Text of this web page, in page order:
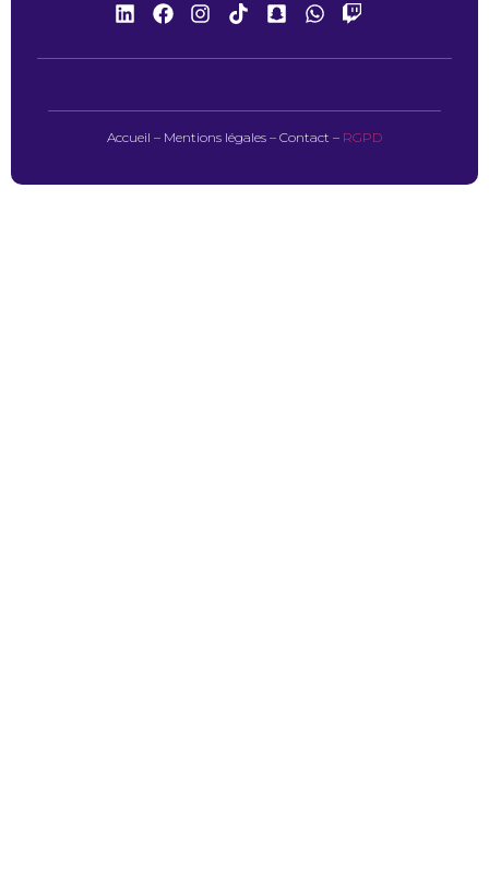
Accueil – Mentions légales – Contact – RGPD